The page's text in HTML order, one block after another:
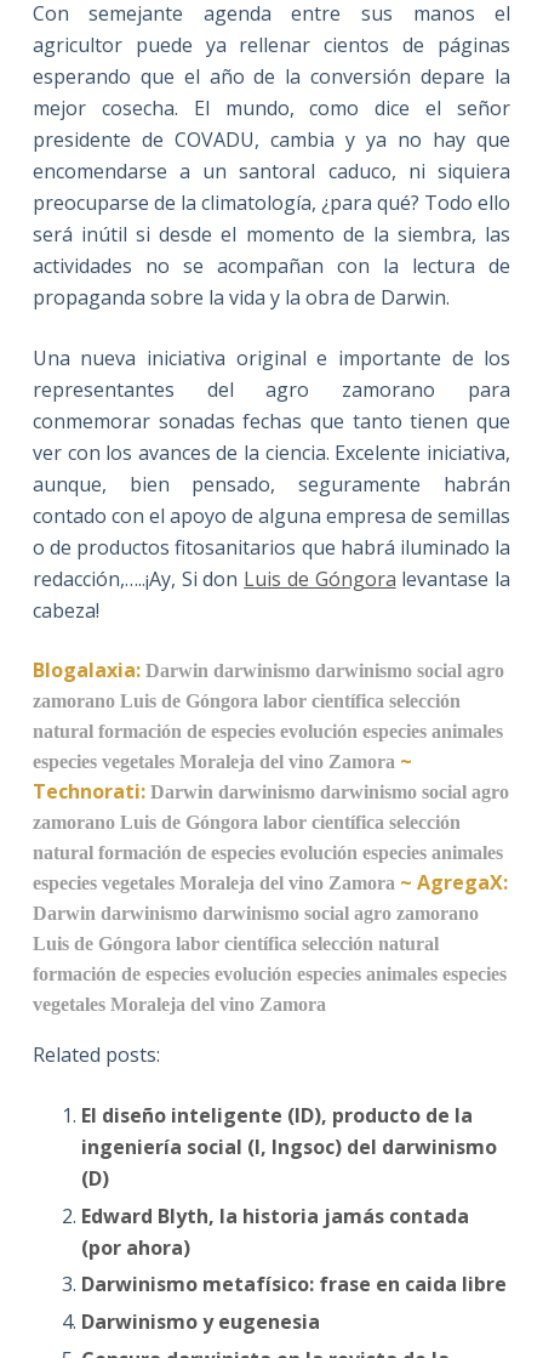
Con semejante agenda entre sus manos el
agricultor puede ya rellenar cientos de páginas
esperando que el año de la conversión depare la
mejor cosecha. El mundo, como dice el señor
presidente de COVADU, cambia y ya no hay que
encomendarse a un santoral caduco, ni siquiera
preocuparse de la climatología, ¿para qué? Todo ello
será inútil si desde el momento de la siembra, las
actividades no se acompañan con la lectura de
propaganda sobre la vida y la obra de Darwin.
Una nueva iniciativa original e importante de los
representantes del agro zamorano para
conmemorar sonadas fechas que tanto tienen que
ver con los avances de la ciencia. Excelente iniciativa,
aunque, bien pensado, seguramente habrán
contado con el apoyo de alguna empresa de semillas
o de productos fitosanitarios que habrá iluminado la
redacción,…..¡Ay, Si don Luis de Góngora levantase la
cabeza!
Blogalaxia: Darwin darwinismo darwinismo social agro
zamorano Luis de Góngora labor científica selección
natural formación de especies evolución especies animales
especies vegetales Moraleja del vino Zamora~
Technorati: Darwin darwinismo darwinismo social agro
zamorano Luis de Góngora labor científica selección
natural formación de especies evolución especies animales
especies vegetales Moraleja del vino Zamora~ AgregaX:
Darwin darwinismo darwinismo social agro zamorano
Luis de Góngora labor científica selección natural
formación de especies evolución especies animales especies
vegetales Moraleja del vino Zamora
Related posts:
El diseño inteligente (ID), producto de la
ingeniería social (I, Ingsoc) del darwinismo
(D)
Edward Blyth, la historia jamás contada
(por ahora)
Darwinismo metafísico: frase en caida libre
Darwinismo y eugenesia